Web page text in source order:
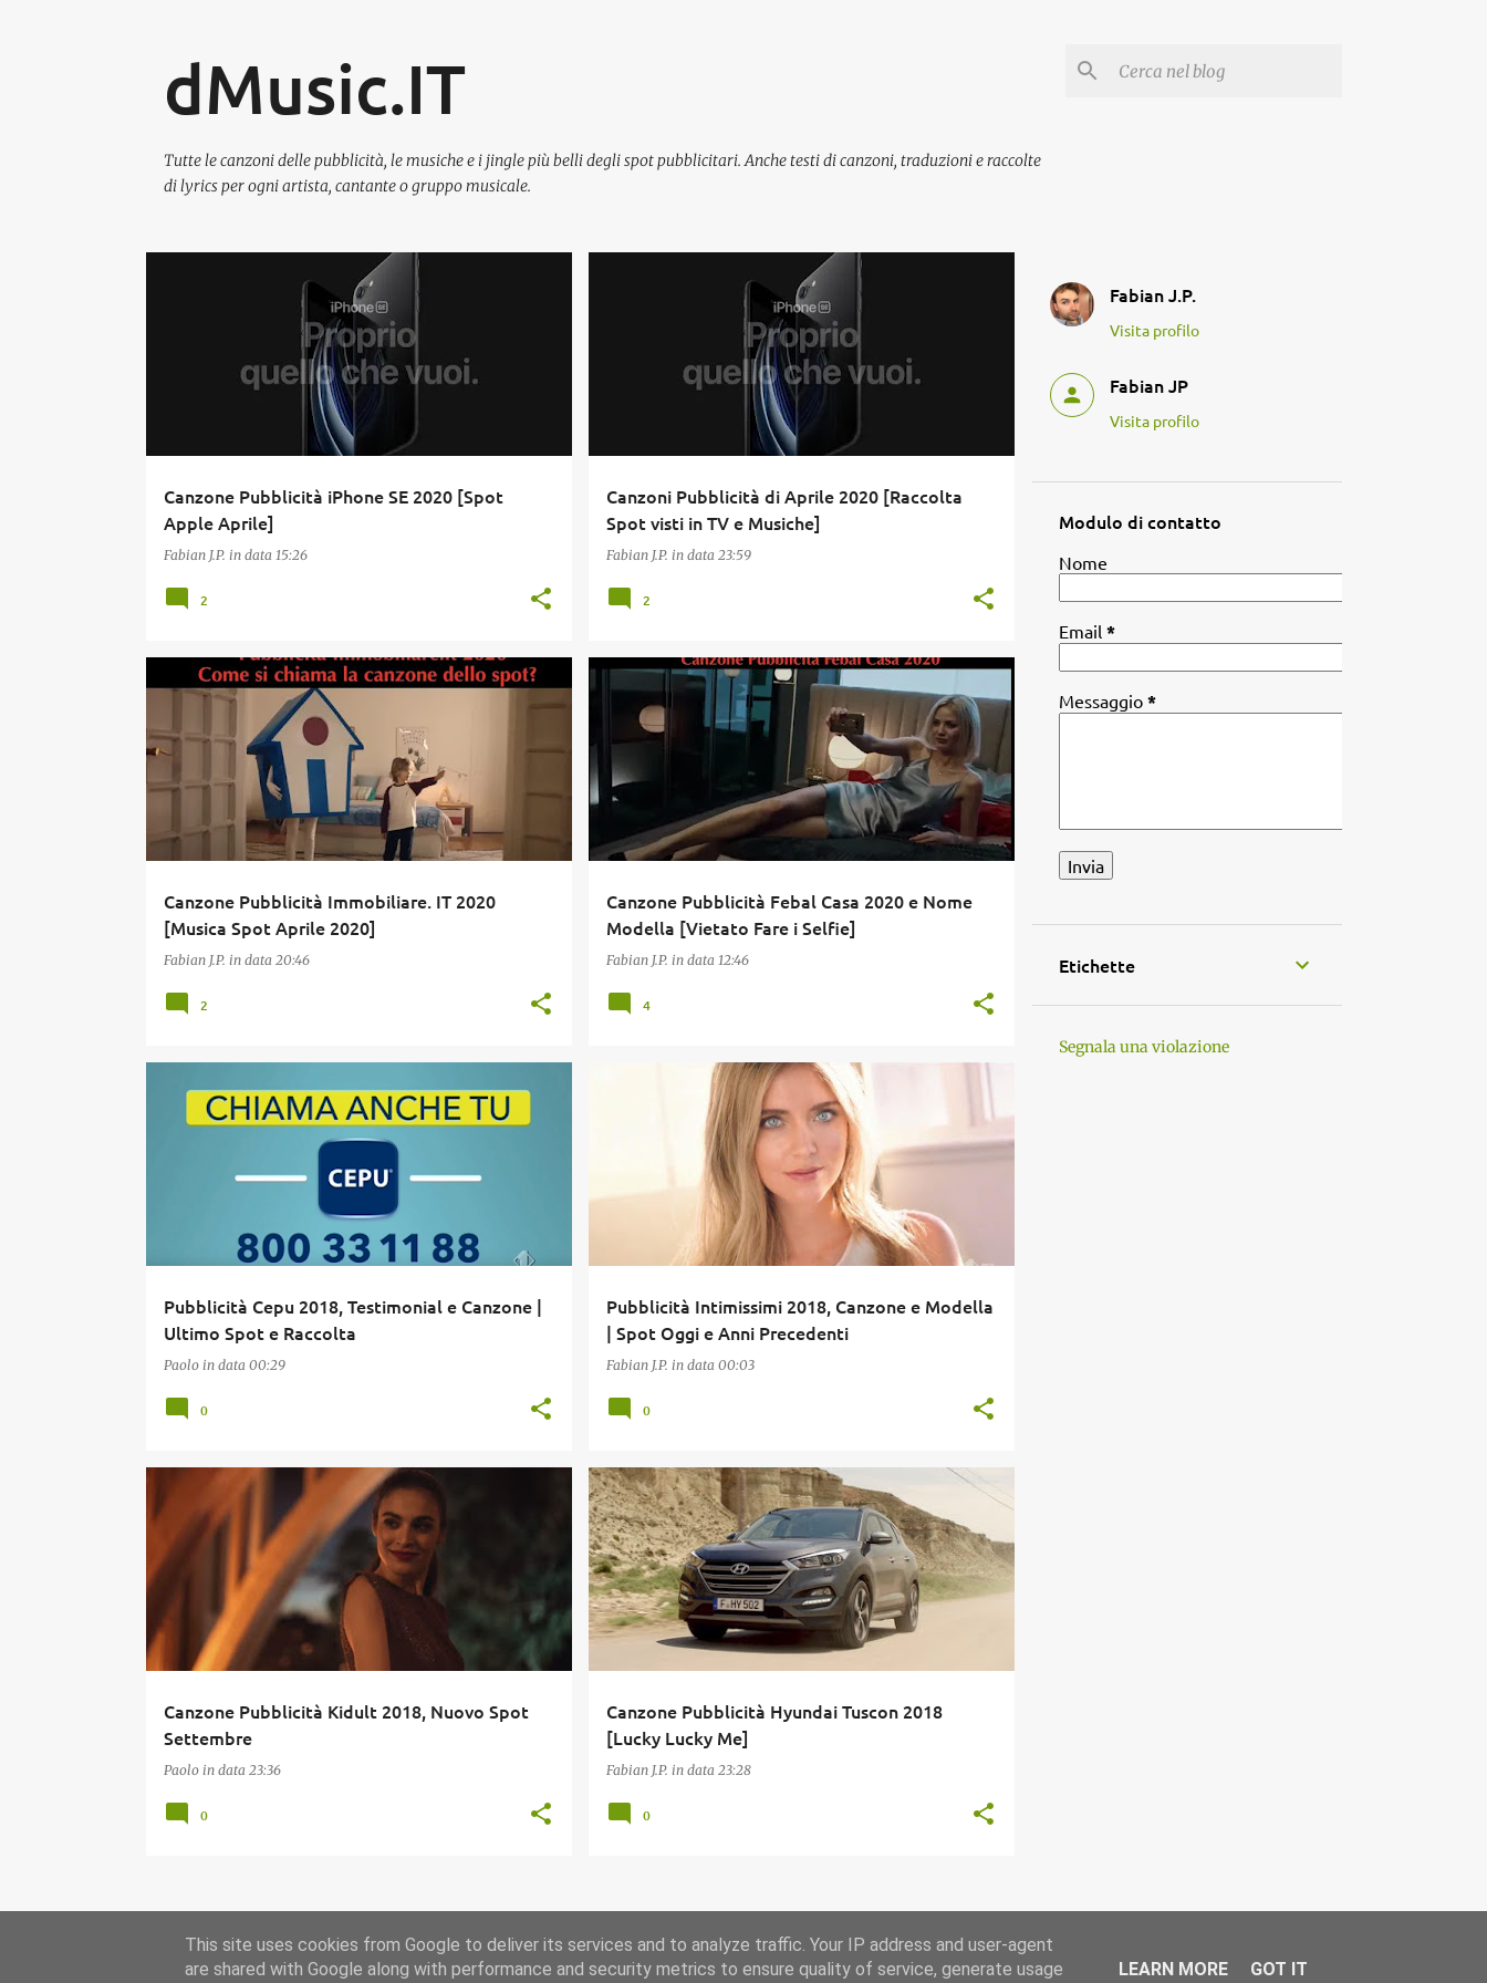
dMusic.IT
Tutte le canzoni delle pubblicità, le musiche e i jingle più belli degli spot pubblicitari. Anche testi di canzoni, traduzioni e raccolte
di lyrics per ogni artista, cantante o gruppo musicale.
Canzone Pubblicità iPhone SE 2020 [Spot
Apple Aprile]
Fabian J.P. in data 15:26
APRILE
CANZONE PUBBLICITÀ
PUBBLICITÀ SPOT
2
Canzoni Pubblicità di Aprile 2020 [Raccolta
Spot visti in TV e Musiche]
Fabian J.P. in data 23:59
2
Canzone Pubblicità Immobiliare. IT 2020
[Musica Spot Aprile 2020]
Fabian J.P. in data 20:46
APRILE 2020 CANZONE PUBBLICITÀ
MUSICA
PUBBLICITÀ SPOT
2
Canzone Pubblicità Febal Casa 2020 e Nome
Modella [Vietato Fare i Selfie]
Fabian J.P. in data 12:46
APRILE 2020 FEBAL
4
Pubblicità Cepu 2018, Testimonial e Canzone |
Ultimo Spot e Raccolta
Paolo in data 00:29
CANZONI PUBBLICITÀ CEPU P PUBBLICITÀ CEPU
0
Pubblicità Intimissimi 2018, Canzone e Modella
| Spot Oggi e Anni Precedenti
Fabian J.P. in data 00:03
CANZONI PUBBLICITÀ INTIMISSIMI P
PUBBLICITÀ INTIMISSIMI
0
Canzone Pubblicità Kidult 2018, Nuovo Spot
Settembre
Paolo in data 23:36
CANZONE PUBBLICITÀ KIDULT
MAGGIO 2018
MUSICA
PUBBLICITÀ
0
Canzone Pubblicità Hyundai Tuscon 2018
[Lucky Lucky Me]
Fabian J.P. in data 23:28
CANZONE PUBBLICITÀ HYUNDAI
MUSICA
PUBBLICITÀ
SETTEMBRE 2017 +
SPOT
0
Fabian J.P.
Visita profilo
Fabian JP
Visita profilo
Modulo di contatto
Nome
Email *
Messaggio *
Etichette
Segnala una violazione
This site uses cookies from Google to deliver its services and to analyze traffic. Your IP address and user-agent
are shared with Google along with performance and security metrics to ensure quality of service, generate usage
LEARN MORE GOT IT